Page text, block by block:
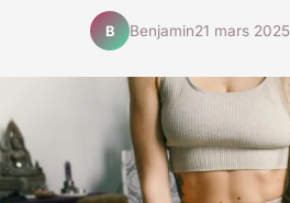
B Benjamin21 mars 2025